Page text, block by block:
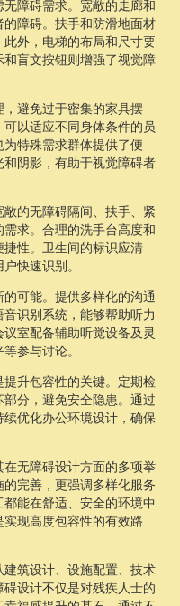
障碍需求。宽敞的走廊和
障碍。扶手和防滑地面材
外，电梯的布局和尺寸要
盲文按钮则增强了视觉障
避免过于密集的家具摆
以适应不同身体条件的员
特殊需求群体提供了便
阴影，有助于视觉障碍者
的无障碍隔间、扶手、紧
求。合理的洗手台高度和
性。卫生间的标识应清
快速识别。
可能。提供多样化的沟通
识别系统，能够帮助听力
室配备辅助听觉设备及灵
参与讨论。
升包容性的关键。定期检
分，避免安全隐患。通过
优化办公环境设计，确保
无障碍设计方面的多项举
完善，更强调多样化服务
能在舒适、安全的环境中
现高度包容性的有效路
筑设计、设施配置、技术
设计不仅是对残疾人士的